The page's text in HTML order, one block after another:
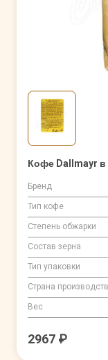
Кофе Dallmayr в
Бренд
Тип кофе
Степень обжарки
Состав зерна
Тип упаковки
Страна
Вес
2967 ₽